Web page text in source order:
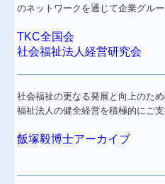
のネットワークを通じて企業グル
TKC全国会
社会福祉法人経営研究会
社会福祉の更なる発展と向上のた
福祉法人の健全経営を積極的にご支
飯塚毅博士アーカイブ